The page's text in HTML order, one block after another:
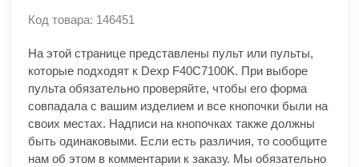
Код товара: 146451
На этой странице представлены пульт или пульты,
которые подходят к Dexp F40C7100K. При выборе
пульта обязательно проверяйте, чтобы его форма
совпадала с вашим изделием и все кнопочки были на
своих местах. Надписи на кнопочках также должны
быть одинаковыми. Если есть различия, то сообщите
нам об этом в комментарии к заказу. Мы обязательно